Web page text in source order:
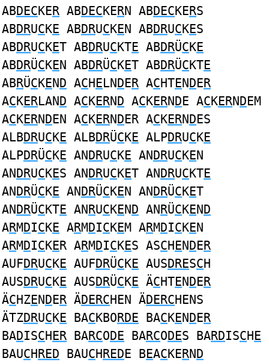
ABDECKER ABDECKERN ABDECKERS
ABDRUCKE ABDRUCKEN ABDRUCKES
ABDRUCKET ABDRUCKTE ABDRÜCKE
ABDRÜCKEN ABDRÜCKET ABDRÜCKTE
ABRÜCKEND ACHELNDER ACHTENDER
ACKERLAND ACKERND ACKERNDE ACKERNDEM
ACKERNDEN ACKERNDER ACKERNDES
ALBDRUCKE ALBDRÜCKE ALPDRUCKE
ALPDRÜCKE ANDRUCKE ANDRUCKEN
ANDRUCKES ANDRUCKET ANDRUCKTE
ANDRÜCKE ANDRÜCKEN ANDRÜCKET
ANDRÜCKTE ANRUCKEND ANRÜCKEND
ARMDICKE ARMDICKEM ARMDICKEN
ARMDICKER ARMDICKES ASCHENDER
AUFDRUCKE AUFDRÜCKE AUSDRESCH
AUSDRUCKE AUSDRÜCKE ÄCHTENDER
ÄCHZENDER ÄDERCHEN ÄDERCHENS
ÄTZDRUCKE BACKBORDE BACKENDER
BADISCHER BARCODE BARCODES BARDISCHE
BAUCHRED BAUCHREDE BEACKERND